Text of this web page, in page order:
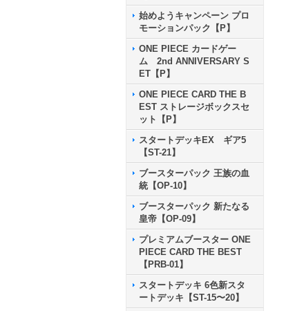
始めようキャンペーン プロ
モーションパック【P】
ONE PIECE カードゲー
ム 2nd ANNIVERSARY S
ET【P】
ONE PIECE CARD THE B
EST ストレージボックスセ
ット【P】
スタートデッキEX ギア5
【ST-21】
ブースターパック 王族の血
統【OP-10】
ブースターパック 新たなる
皇帝【OP-09】
プレミアムブースター ONE
PIECE CARD THE BEST
【PRB-01】
スタートデッキ 6色新スタ
ートデッキ【ST-15〜20】